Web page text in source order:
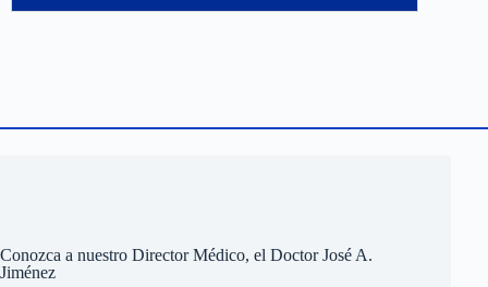
Conozca a nuestro Director Médico, el Doctor José A.
Jiménez